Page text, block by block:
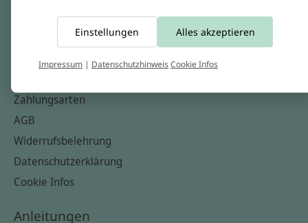
Informationen
Kontakt
Zahlungsarten
AGB
Widerrufsbelehrung
Datenschutzerklärung
Cookie Infos
Anleitungen
Einstellungen Alles akzeptieren
Impressum | DatenschutzhinweisCookie Infos